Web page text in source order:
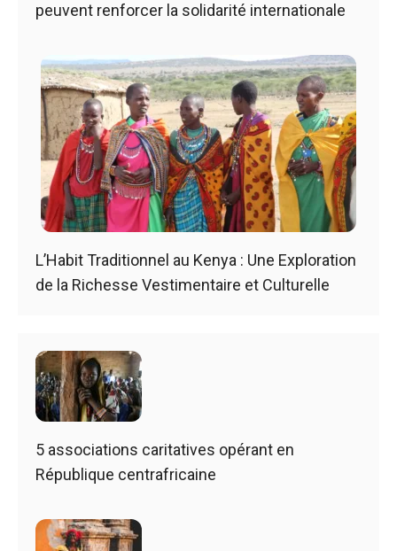
peuvent renforcer la solidarité internationale
L’Habit Traditionnel au Kenya : Une Exploration
de la Richesse Vestimentaire et Culturelle
5 associations caritatives opérant en
République centrafricaine